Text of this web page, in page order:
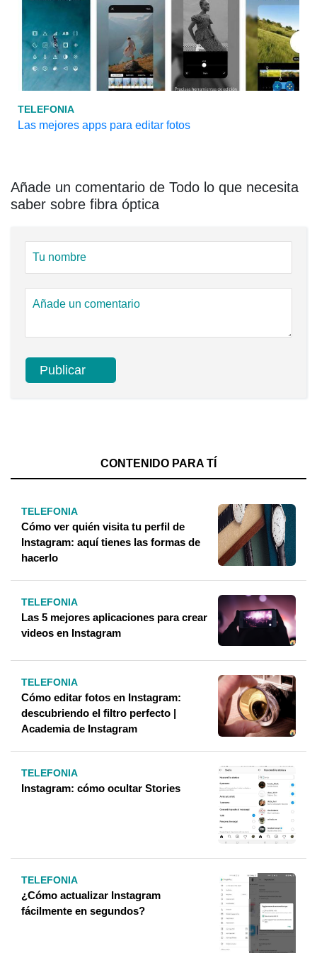
TELEFONIA
Las mejores apps para editar fotos
Añade un comentario de Todo lo que necesita
saber sobre fibra óptica
CONTENIDO PARA TÍ
TELEFONIA
Cómo ver quién visita tu perfil de
Instagram: aquí tienes las formas de
hacerlo
TELEFONIA
Las 5 mejores aplicaciones para crear
videos en Instagram
TELEFONIA
Cómo editar fotos en Instagram:
descubriendo el filtro perfecto |
Academia de Instagram
TELEFONIA
Instagram: cómo ocultar Stories
TELEFONIA
¿Cómo actualizar Instagram
fácilmente en segundos?